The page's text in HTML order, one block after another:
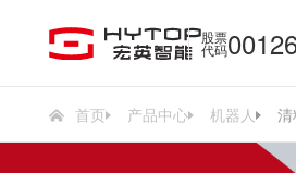
股票
代码
首页 产品中心 机器人 清